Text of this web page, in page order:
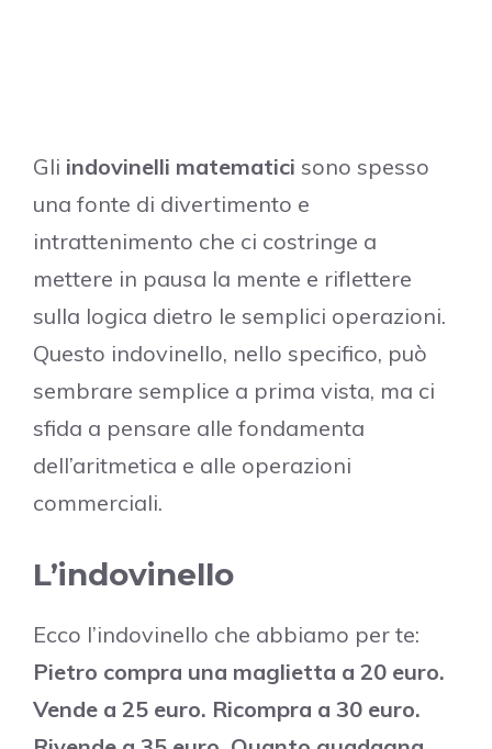
Gli indovinelli matematici sono spesso
una fonte di divertimento e
intrattenimento che ci costringe a
mettere in pausa la mente e riflettere
sulla logica dietro le semplici operazioni.
Questo indovinello, nello specifico, può
sembrare semplice a prima vista, ma ci
sfida a pensare alle fondamenta
dell’aritmetica e alle operazioni
commerciali.
L’indovinello
Ecco l’indovinello che abbiamo per te:
Pietro compra una maglietta a 20 euro.
Vende a 25 euro. Ricompra a 30 euro.